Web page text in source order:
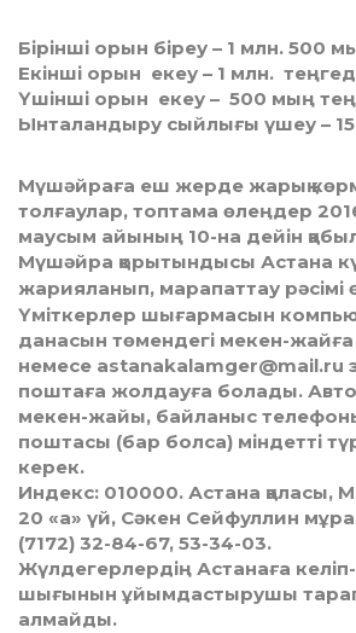
Бірінші орын біреу – 1 млн. 500
Екінші орын екеу – 1 млн.
Үшінші орын екеу – 500 мың
Ынталандыру сыйлығы үшеу –
Мүшәйраға еш жерде жарық
толғаулар, топтама өлеңдер
маусым айының 10-нa дейін
Мүшәйра қорытындысы Астана
жарияланып, марапаттау рәсімі
Үміткерлер шығармасын
данасын төмендегі мекен-
немесе astanakalamger@mail.ru
поштаға жолдауға болады.
мекен-жайы, байланыс
поштасы (бар болса) міндетті
керек.
Индекс: 010000. Астана қаласы,
20 «а» үй, Сәкен Сейфуллин
(7172) 32-84-67, 53-34-03.
Жүлдегерлердің Астанаға келіп-
шығынын ұйымдастырушы
алмайды.